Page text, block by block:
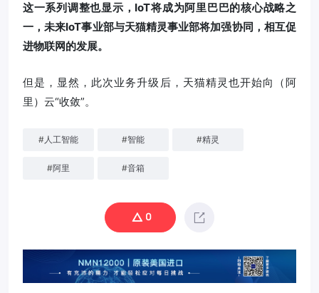
这一系列调整也显示，IoT将成为阿里巴巴的核心战略之
一，未来IoT事业部与天猫精灵事业部将加强协同，相互促
进物联网的发展。
但是，显然，此次业务升级后，天猫精灵也开始向（阿
里）云“收敛”。
#人工智能 #智能 #精灵
#阿里 #音箱
0